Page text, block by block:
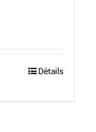
Détails